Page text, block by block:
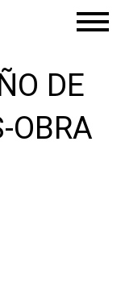
DE
OBRA